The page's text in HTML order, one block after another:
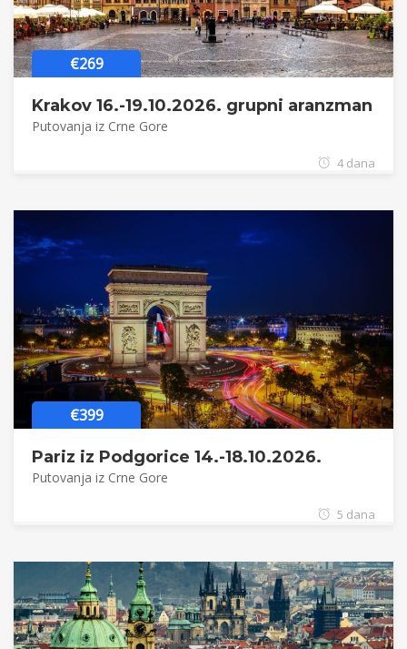
€269
Krakov 16.-19.10.2026. grupni aranzman
Putovanja iz Crne Gore
4 dana
€399
Pariz iz Podgorice 14.-18.10.2026.
Putovanja iz Crne Gore
5 dana